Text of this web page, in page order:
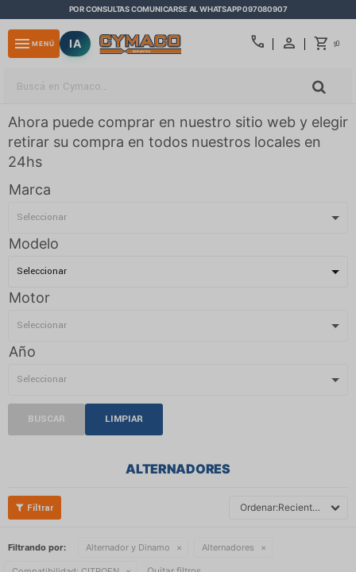
POR CONSULTAS COMUNICARSE AL WHATSAPP 097080907
call $0
menu MENÚ IA
Ahora puede comprar en nuestro sitio web y elegir
retirar su compra en todos nuestros locales en
24hs
Marca
Modelo
Motor
Año
BUSCAR LIMPIAR
ALTERNADORES
Recientes
Filtrando por: Alternador y Dinamo Alternadores
close